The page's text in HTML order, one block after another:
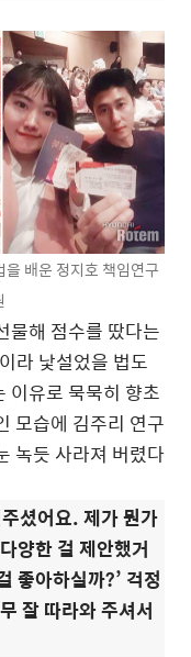
배운 정지호 책임연구
물해 점수를 땄다는
라 낯설었을 법도
이유로 묵묵히 향초
모습에 김주리 연구
녹듯 사라져 버렸다
셨어요. 제가 뭔가
양한 걸 제안했거
좋아하실까?’ 걱정
잘 따라와 주셔서